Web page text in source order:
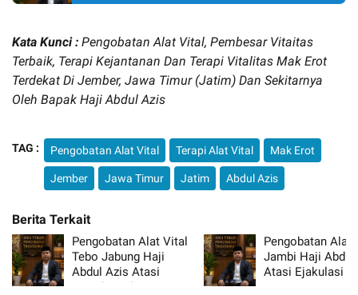
Kata Kunci : Pengobatan Alat Vital, Pembesar Vitaitas
Terbaik, Terapi Kejantanan Dan Terapi Vitalitas Mak Erot
Terdekat Di Jember, Jawa Timur (Jatim) Dan Sekitarnya
Oleh Bapak Haji Abdul Azis
TAG : Pengobatan Alat Vital Terapi Alat Vital Mak Erot
Jember Jawa Timur Jatim Abdul Azis
Pengobatan Alat Vital
Tebo Jabung Haji
Abdul Azis Atasi
Lemah Syahwat Resmi
Pengobatan Alat
Jambi Haji Abdul
Atasi Ejakulasi